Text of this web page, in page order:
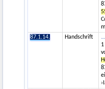
87.1.14.
Handschrift